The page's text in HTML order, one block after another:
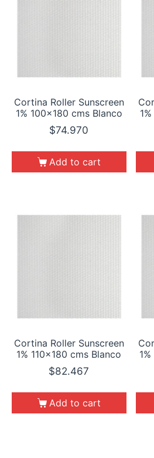
Cortina Roller Sunscreen
1% 100×180 cms Blanco
$74.970
Add to cart
Cortina Roller Sunscreen
1% 110×180 cms Blanco
$82.467
Add to cart